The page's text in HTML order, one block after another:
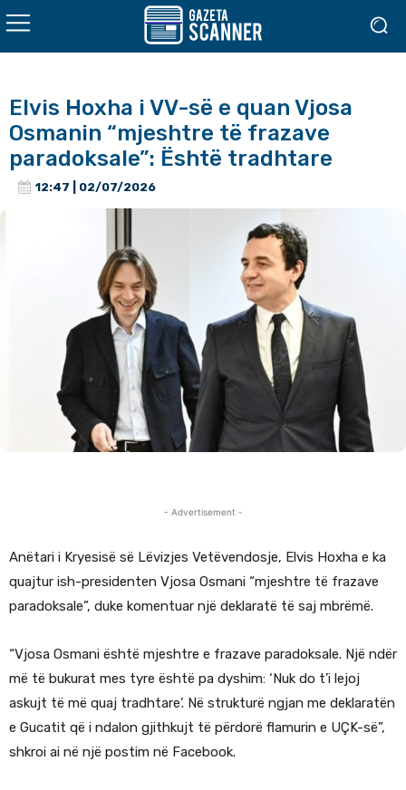
Elvis Hoxha i VV-së e quan Vjosa
Osmanin “mjeshtre të frazave
paradoksale”: Është tradhtare
12:47 | 02/07/2026
- Advertisement -
Anëtari i Kryesisë së Lëvizjes Vetëvendosje, Elvis Hoxha e ka
quajtur ish-presidenten Vjosa Osmani “mjeshtre të frazave
paradoksale”, duke komentuar një deklaratë të saj mbrëmë.
“Vjosa Osmani është mjeshtre e frazave paradoksale. Një ndër
më të bukurat mes tyre është pa dyshim: ‘Nuk do t’i lejoj
askujt të më quaj tradhtare’. Në strukturë ngjan me deklaratën
e Gucatit që i ndalon gjithkujt të përdorë flamurin e UÇK-së”,
shkroi ai në një postim në Facebook.